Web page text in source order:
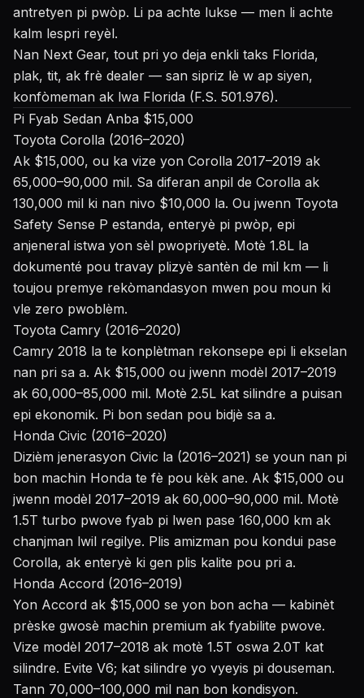
antretyen pi pwòp. Li pa achte lukse — men li achte
kalm lespri reyèl.
Nan Next Gear, tout pri yo deja enkli taks Florida,
plak, tit, ak frè dealer — san sipriz lè w ap siyen,
konfòmeman ak lwa Florida (F.S. 501.976).
Pi Fyab Sedan Anba $15,000
Toyota Corolla (2016–2020)
Ak $15,000, ou ka vize yon Corolla 2017–2019 ak
65,000–90,000 mil. Sa diferan anpil de Corolla ak
130,000 mil ki nan nivo $10,000 la. Ou jwenn Toyota
Safety Sense P estanda, enteryè pi pwòp, epi
anjeneral istwa yon sèl pwopriyetè. Motè 1.8L la
dokumenté pou travay plizyè santèn de mil km — li
toujou premye rekòmandasyon mwen pou moun ki
vle zero pwoblèm.
Toyota Camry (2016–2020)
Camry 2018 la te konplètman rekonsepe epi li ekselan
nan pri sa a. Ak $15,000 ou jwenn modèl 2017–2019
ak 60,000–85,000 mil. Motè 2.5L kat silindre a puisan
epi ekonomik. Pi bon sedan pou bidjè sa a.
Honda Civic (2016–2020)
Dizièm jenerasyon Civic la (2016–2021) se youn nan pi
bon machin Honda te fè pou kèk ane. Ak $15,000 ou
jwenn modèl 2017–2019 ak 60,000–90,000 mil. Motè
1.5T turbo pwove fyab pi lwen pase 160,000 km ak
chanjman lwil regilye. Plis amizman pou kondui pase
Corolla, ak enteryè ki gen plis kalite pou pri a.
Honda Accord (2016–2019)
Yon Accord ak $15,000 se yon bon acha — kabinèt
prèske gwosè machin premium ak fyabilite pwove.
Vize modèl 2017–2018 ak motè 1.5T oswa 2.0T kat
silindre. Evite V6; kat silindre yo vyeyis pi douseman.
Tann 70,000–100,000 mil nan bon kondisyon.